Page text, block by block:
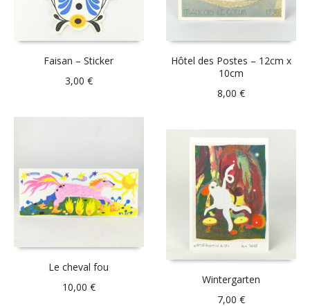
Faisan – Sticker
3,00 €
Hôtel des Postes – 12cm x
10cm
8,00€
Le cheval fou
10,00 €
Wintergarten
7,00€